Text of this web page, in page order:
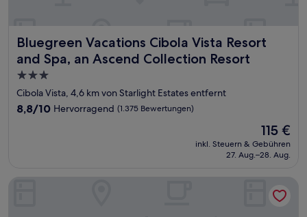
Bluegreen Vacations Cibola Vista Resort
and Spa, an Ascend Collection Resort
Bluegreen Vacations Cibola Vista Resort and Spa, an
3.0-
Sterne-
Unterkunft
Cibola Vista, 4,6 km von Starlight Estates entfernt
8.8
8,8/10 Hervorragend (1.375 Bewertungen)
Der
Preis
beträgt
115 €
inkl. Steuern & Gebühren
27. Aug.–28. Aug.
Spark by Hilton Glendale Phoenix North